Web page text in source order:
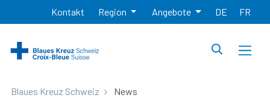
Kontakt Region Angebote DE FR
Blaues Kreuz Schweiz News